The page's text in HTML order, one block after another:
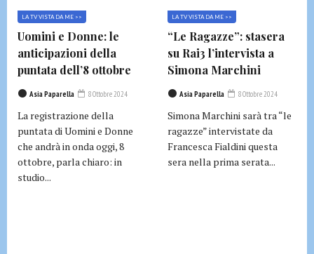
LA TV VISTA DA ME >>
Uomini e Donne: le
anticipazioni della
puntata dell’8 ottobre
Asia Paparella 8 Ottobre 2024
La registrazione della
puntata di Uomini e Donne
che andrà in onda oggi, 8
ottobre, parla chiaro: in
studio...
LA TV VISTA DA ME >>
“Le Ragazze”: stasera
su Rai3 l’intervista a
Simona Marchini
Asia Paparella 8 Ottobre 2024
Simona Marchini sarà tra “le
ragazze” intervistate da
Francesca Fialdini questa
sera nella prima serata...